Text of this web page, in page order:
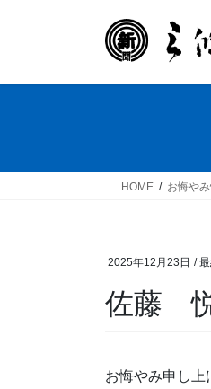
HOME お悔や
2025年12月23日 /
佐藤
お悔やみ申し上